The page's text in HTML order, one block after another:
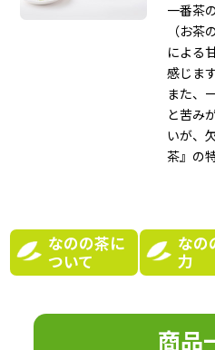
一番茶
（お
による
感じます
また、
と苦み
いが、
茶』の
なのの茶に
ついて
なの
力
商品